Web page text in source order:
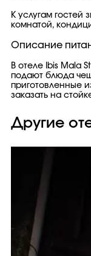
К услугам
комнатой,
Описание
В отеле Ibis Mala
подают блюда
приготовленные
заказать на
Другие